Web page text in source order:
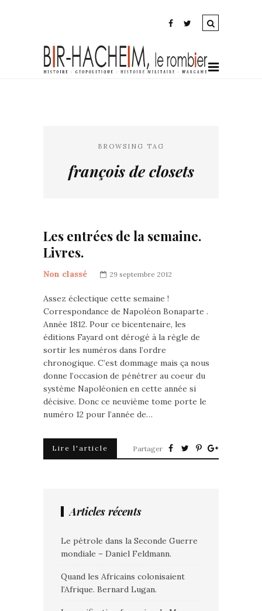
BROWSING TAG
françois de closets
Les entrées de la semaine.
Livres.
Non classé 29 septembre 2012
Assez éclectique cette semaine !
Correspondance de Napoléon Bonaparte .
Année 1812. Pour ce bicentenaire, les
éditions Fayard ont dérogé à la règle de
sortir les numéros dans l’ordre
chronogique. C’est dommage mais ça nous
donne l’occasion de pénétrer au coeur du
système Napoléonien en cette année si
décisive. Donc ce neuvième tome porte le
numéro 12 pour l’année de…
Lire l'article Partager
Articles récents
Le pétrole dans la Seconde Guerre
mondiale – Daniel Feldmann.
Quand les Africains colonisaient
l’Afrique. Bernard Lugan.